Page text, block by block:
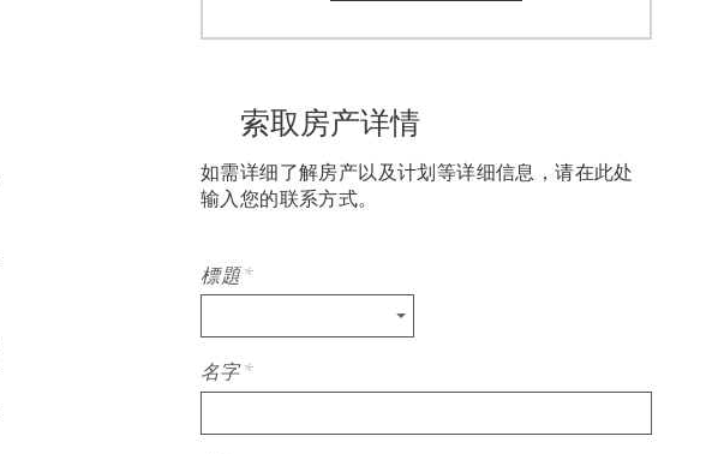
索取房产详情
如需详细了解房产以及计划等详细信息，请在此处
输入您的联系方式。
標題*
名字*